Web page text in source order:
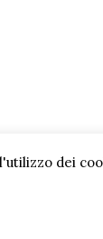
dei